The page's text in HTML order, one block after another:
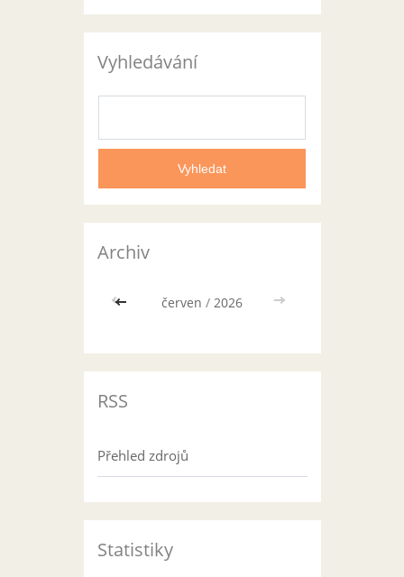
Vyhledávání
Archiv
<< červen / 2026 >>
RSS
Přehled zdrojů
Statistiky